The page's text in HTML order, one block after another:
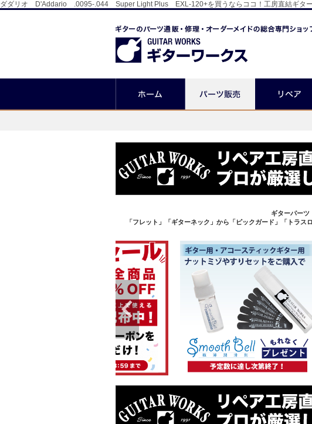
ダダリオ D'Addario .0095-.044 Super Light Plus EXL-120+を買うならココ！工房直結ギター
ギターパーツ
「フレット」「ギターネック」から「ピックガード」「トラ